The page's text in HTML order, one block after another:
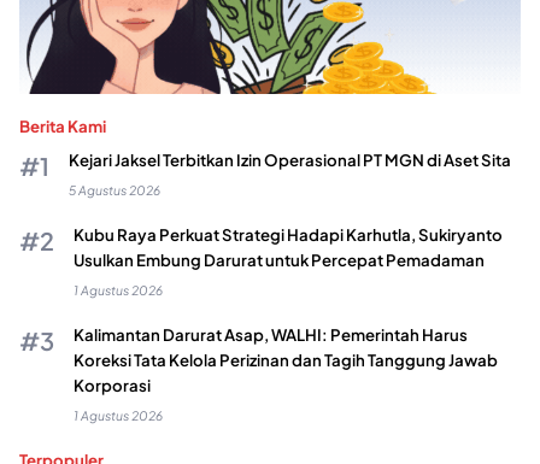
Berita Kami
Kejari Jaksel Terbitkan Izin Operasional PT MGN di Aset Sita
5 Agustus 2026
Kubu Raya Perkuat Strategi Hadapi Karhutla, Sukiryanto
Usulkan Embung Darurat untuk Percepat Pemadaman
1 Agustus 2026
Kalimantan Darurat Asap, WALHI: Pemerintah Harus
Koreksi Tata Kelola Perizinan dan Tagih Tanggung Jawab
Korporasi
1 Agustus 2026
Terpopuler